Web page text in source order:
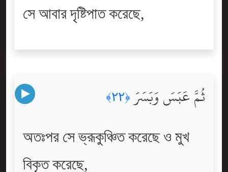
সে আবার দৃষ্টিপাত করেছে,
ثُمَّ عَبَسَ وَبَسَرَ ﴿٢٢﴾
অতঃপর সে ভ্রূকুঞ্চিত করেছে ও মুখ
বিকৃত করেছে,